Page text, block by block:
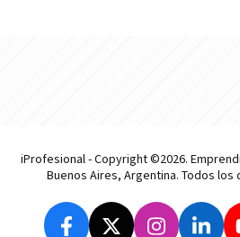
iProfesional - Copyright ©2026.
Buenos Aires, Argentina. Todos